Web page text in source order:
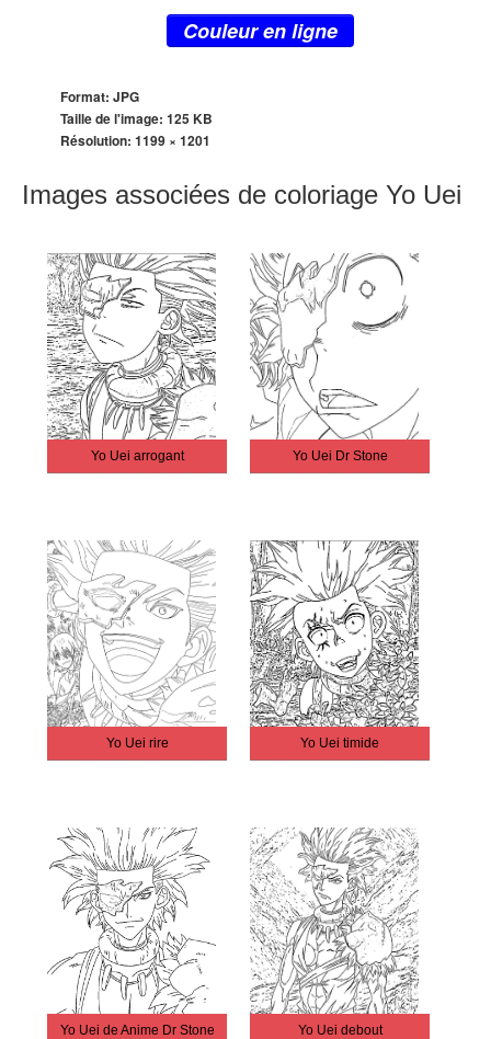
Couleur en ligne
Format: JPG
Taille de l'image: 125 KB
Résolution: 1199 × 1201
Images associées de coloriage Yo Uei
Yo Uei arrogant Yo Uei Dr Stone
Yo Uei rire Yo Uei timide
Yo Uei de Anime Dr Stone Yo Uei debout